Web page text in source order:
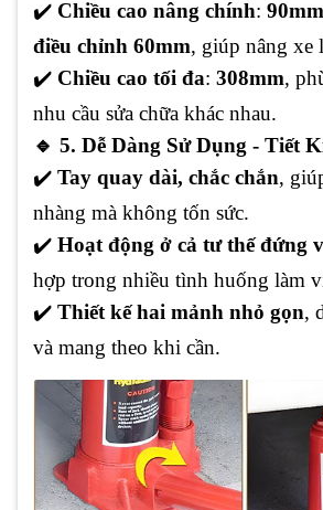
✔️ Chiều cao nâng chính: 90mm
điều chỉnh 60mm, giúp nâng xe
✔️ Chiều cao tối đa: 308mm,
nhu cầu sửa chữa khác nhau.
🔹 5. Dễ Dàng Sử Dụng - Tiết
✔️ Tay quay dài, chắc chắn,
nhàng mà không tốn sức.
✔️ Hoạt động ở cả tư thế đứng
hợp trong nhiều tình huống làm
✔️ Thiết kế hai mảnh nhỏ gọn,
và mang theo khi cần.